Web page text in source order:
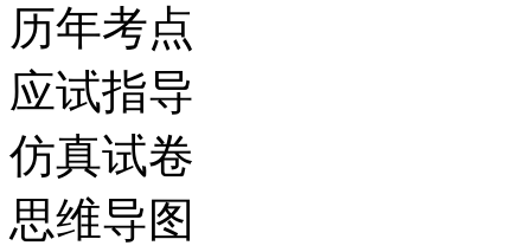
历年考点
应试指导
仿真试卷
思维导图